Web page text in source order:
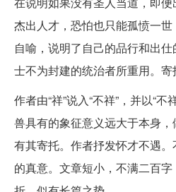
杰出人才，恐怕也只能孤愤一
自喻，说明了自己的品行和出
士不为封建的统治者所重用。寄
作者由“祥”说入“不祥”，并以“
兽具有的象征意义远大于本身
有其寄托。作者抒发怀才不遇
的真意。文章短小，不满二百